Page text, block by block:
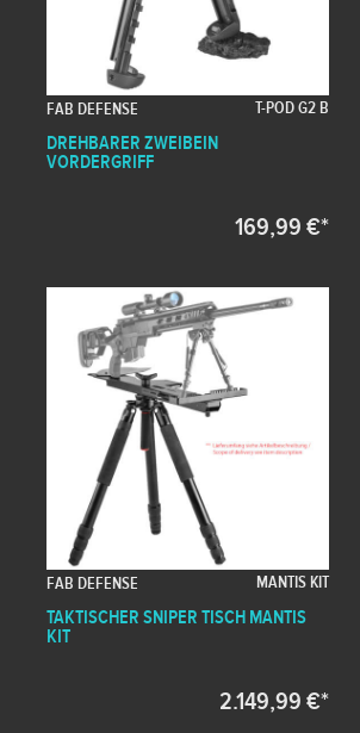
FAB DEFENSE T-POD G2 B
DREHBARER ZWEIBEIN
VORDERGRIFF
169,99 €*
FAB DEFENSE MANTIS KIT
TAKTISCHER SNIPER TISCH MANTIS
KIT
2.149,99 €*